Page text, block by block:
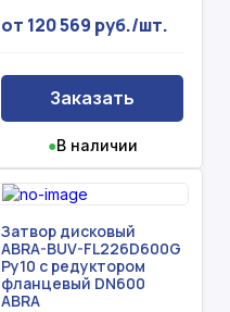
от 120 569 руб./шт.
Заказать
●В наличии
Затвор дисковый
ABRA-BUV-FL226D600G
Ру10 с редуктором
фланцевый DN600
ABRA